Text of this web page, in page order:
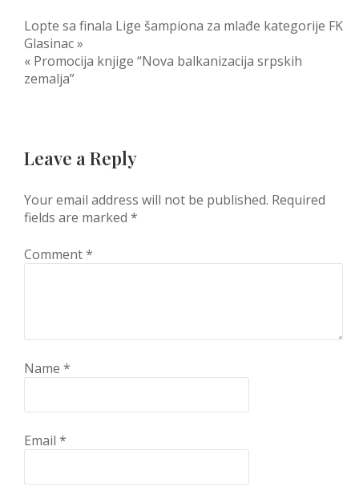
Post
navigation
Lopte sa finala Lige šampiona za mlađe kategorije FK
Glasinac »
« Promocija knjige “Nova balkanizacija srpskih
zemalja”
Leave a Reply
Your email address will not be published. Required
fields are marked *
Comment*
Name *
Email *